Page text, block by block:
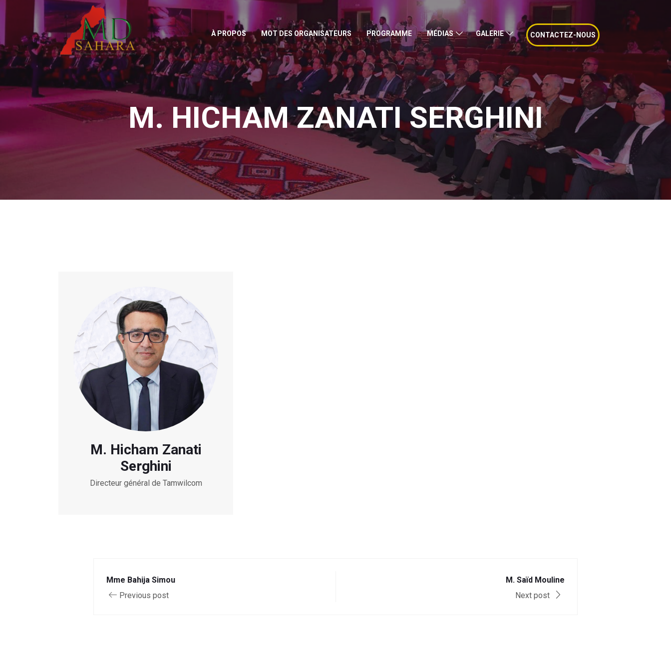
À PROPOS MOT DES ORGANISATEURS PROGRAMME MÉDIAS GALERIE CONTACTEZ-NOUS
M. HICHAM ZANATI SERGHINI
M. Hicham Zanati
Serghini
Directeur général de Tamwilcom
Mme Bahija Simou
Previous post
M. Saïd Mouline
Next post